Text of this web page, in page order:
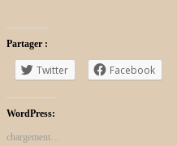
Partager :
Twitter Facebook
WordPress:
chargement…